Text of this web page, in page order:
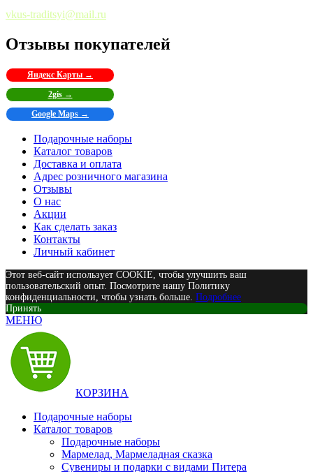
vkus-traditsyi@mail.ru
Отзывы покупателей
Яндекс Карты →
2gis →
Google Maps →
Подарочные наборы
Каталог товаров
Доставка и оплата
Адрес розничного магазина
Отзывы
О нас
Акции
Как сделать заказ
Контакты
Личный кабинет
Этот веб-сайт использует COOKIE, чтобы улучшить ваш
пользовательский опыт. Посмотрите нашу Политику
конфиденциальности, чтобы узнать больше. Подробнее
Принять
МЕНЮ
КОРЗИНА
Подарочные наборы
Каталог товаров
Подарочные наборы
Мармелад, Мармеладная сказка
Сувениры и подарки с видами Питера